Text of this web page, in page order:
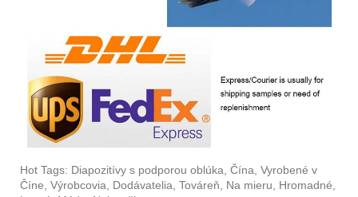
Hot Tags: Diapozitívy s podporou oblúka, Čína, Vyrobené v
Číne, Výrobcovia, Dodávatelia, Továreň, Na mieru, Hromadné,